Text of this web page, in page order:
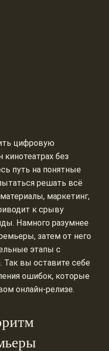
цифровую
без
путь на понятные
решать всё
маркетинг,
к срыву
Намного разумнее
затем от него
этапы с
Так вы оставите себе
ошибок, которые
онлайн‑релизе.